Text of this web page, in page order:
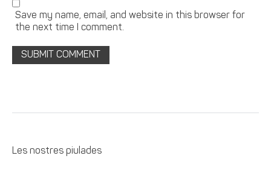
Save my name, email, and website in this browser for
the next time I comment.
Les nostres piulades